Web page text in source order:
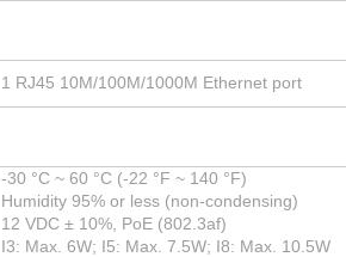
1 RJ45 10M/100M/1000M Ethernet port
-30 °C ~ 60 °C (-22 °F ~ 140 °F)
Humidity 95% or less (non-condensing)
12 VDC ± 10%, PoE (802.3af)
I3: Max. 6W; I5: Max. 7.5W; I8: Max. 10.5W